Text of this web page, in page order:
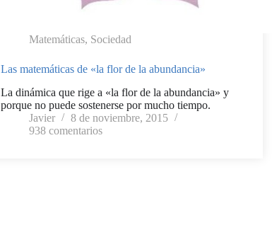
Matemáticas, Sociedad
Las matemáticas de «la flor de la abundancia»
La dinámica que rige a «la flor de la abundancia» y
porque no puede sostenerse por mucho tiempo.
Javier
8 de noviembre, 2015
938 comentarios